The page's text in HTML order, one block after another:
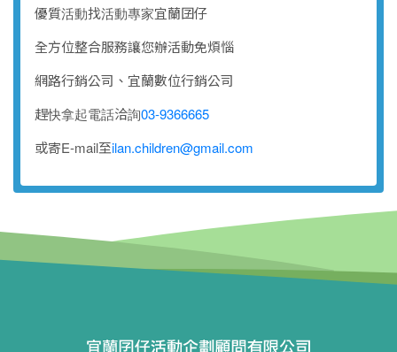
優質活動找活動專家宜蘭囝仔
全方位整合服務讓您辦活動免煩惱
網路行銷公司、宜蘭數位行銷公司
趕快拿起電話洽詢03-9366665
或寄E-mail至ilan.children@gmail.com